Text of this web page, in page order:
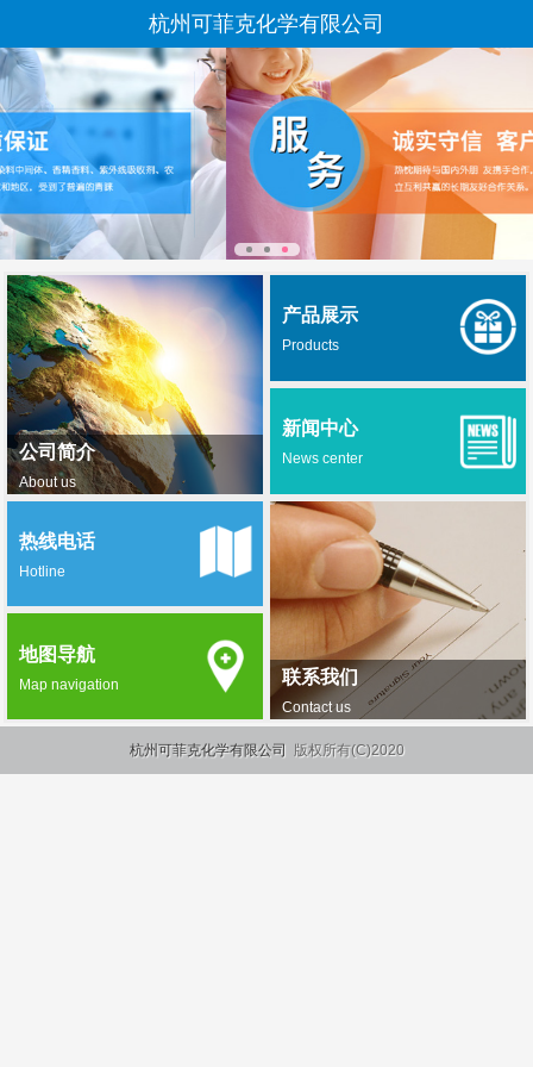
杭州可菲克化学有限公司
公司简介
About us
产品展示
Products
新闻中心
News center
联系我们
Contact us
热线电话
Hotline
地图导航
Map navigation
杭州可菲克化学有限公司 版权所有(C)2020